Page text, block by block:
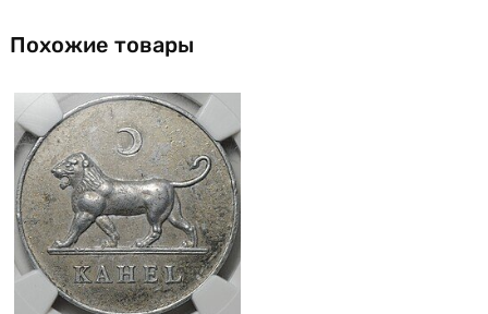
Похожие товары